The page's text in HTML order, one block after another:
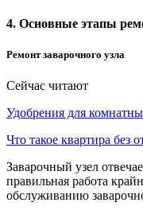
4. Основные этапы
Ремонт заварочного узла
Сейчас читают
Удобрения для
Что такое квартира без
Заварочный узел
правильная работа
обслуживанию